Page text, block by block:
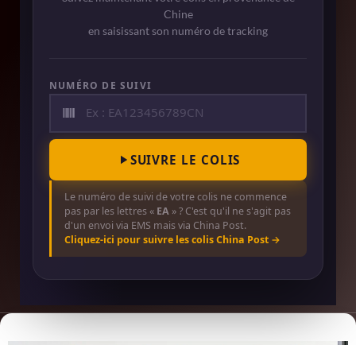
Chine
en saisissant son numéro de tracking
NUMÉRO DE SUIVI
SUIVRE LE COLIS
Le numéro de suivi de votre colis ne commence
pas par les lettres « EA » ? C'est qu'il ne s'agit pas
d'un envoi via EMS mais via China Post.
Cliquez-ici pour suivre les colis China Post →